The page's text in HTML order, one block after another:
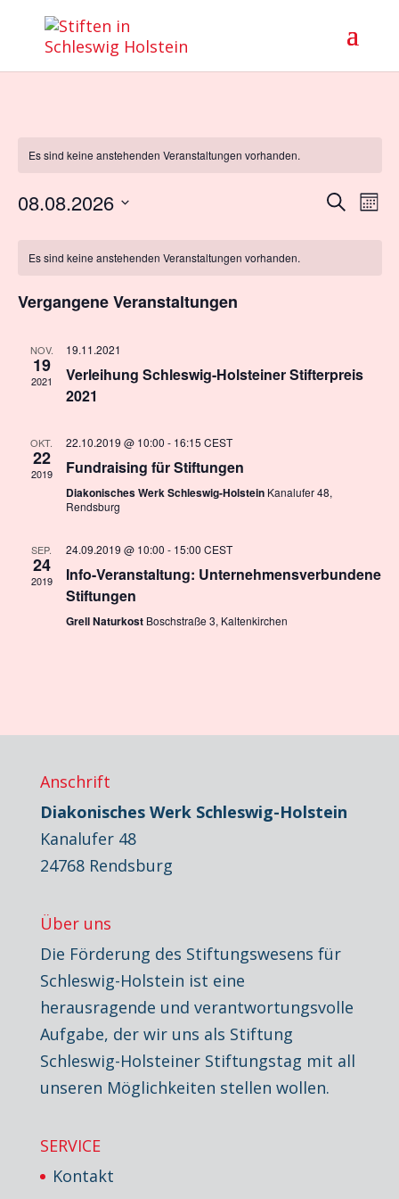
Es sind keine anstehenden Veranstaltungen vorhanden.
Suche
08.08.2026
wählen.
von
Veranstaltungen
Es sind keine anstehenden Veranstaltungen vorhanden.
Vergangene Veranstaltungen
NOV.
19
2021
19.11.2021
Verleihung Schleswig-Holsteiner Stifterpreis
2021
OKT.
22
2019
22.10.2019 @ 10:00 - 16:15 CEST
Fundraising für Stiftungen
Diakonisches Werk Schleswig-Holstein Kanalufer 48,
Rendsburg
SEP.
24
2019
24.09.2019 @ 10:00 - 15:00 CEST
Info-Veranstaltung: Unternehmensverbundene
Stiftungen
Grell Naturkost Boschstraße 3, Kaltenkirchen
Anschrift
Diakonisches Werk Schleswig-Holstein
Kanalufer 48
24768 Rendsburg
Über uns
Die Förderung des Stiftungswesens für
Schleswig-Holstein ist eine
herausragende und verantwortungsvolle
Aufgabe, der wir uns als Stiftung
Schleswig-Holsteiner Stiftungstag mit all
unseren Möglichkeiten stellen wollen.
SERVICE
Kontakt